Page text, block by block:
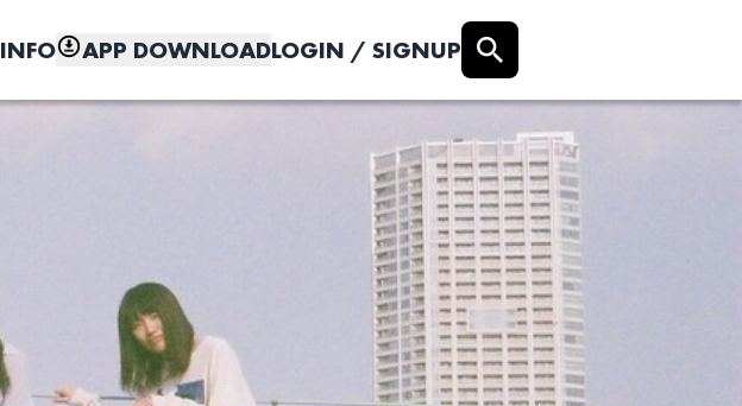
INFO APP DOWNLOADLOGIN / SIGNUP